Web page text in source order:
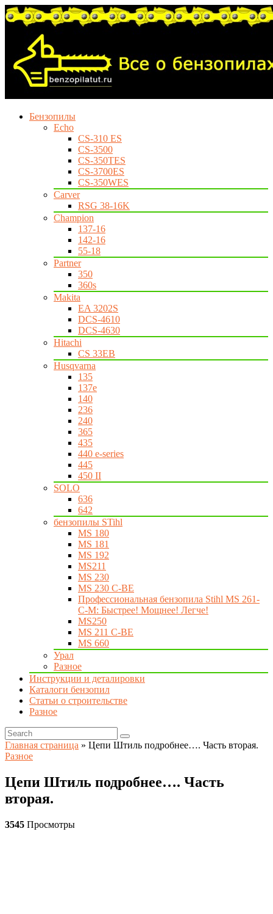
Бензопилы
Echo
CS-310 ES
CS-3500
CS-350TES
CS-3700ES
CS-350WES
Carver
RSG 38-16K
Champion
137-16
142-16
55-18
Partner
350
360s
Makita
EA 3202S
DCS-4610
DCS-4630
Hitachi
CS 33EB
Husqvarna
135
137e
140
236
240
365
435
440 e-series
445
450 II
SOLO
636
642
бензопилы STihl
MS 180
MS 181
MS 192
MS211
MS 230
MS 230 C-BE
Профессиональная бензопила Stihl MS 261-
C-M: Быстрее! Мощнее! Легче!
MS250
MS 211 C-BE
MS 660
Урал
Разное
Инструкции и деталировки
Каталоги бензопил
Статьи о строительстве
Разное
Главная страница » Цепи Штиль подробнее…. Часть вторая.
Разное
Цепи Штиль подробнее…. Часть
вторая.
3545 Просмотры